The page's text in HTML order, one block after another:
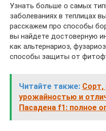
Узнать больше о самых
заболеваниях в теплицах
расскажем про способы
вы найдете достоверную
как альтернариоз,
способы защиты от
Читайте также:
урожайностью и
Пасадена f1: полное